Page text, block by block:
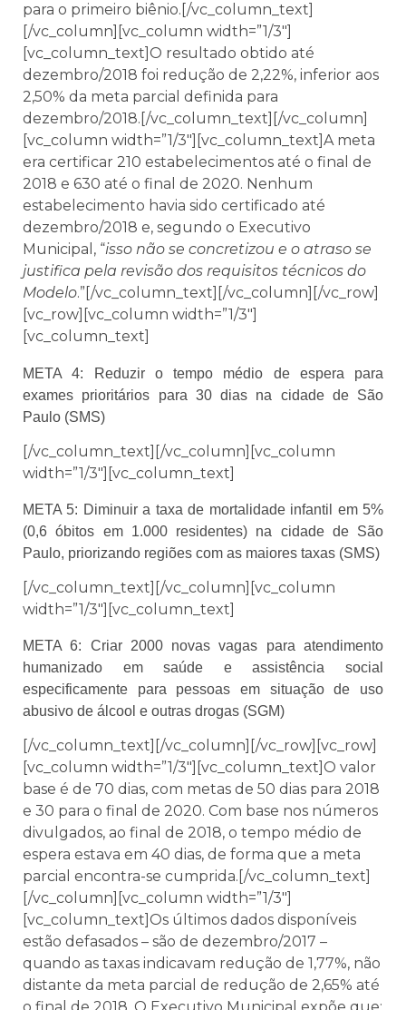
para o primeiro biênio.[/vc_column_text]
[/vc_column][vc_column width=”1/3″]
[vc_column_text]O resultado obtido até
dezembro/2018 foi redução de 2,22%, inferior aos
2,50% da meta parcial definida para
dezembro/2018.[/vc_column_text][/vc_column]
[vc_column width=”1/3″][vc_column_text]A meta
era certificar 210 estabelecimentos até o final de
2018 e 630 até o final de 2020. Nenhum
estabelecimento havia sido certificado até
dezembro/2018 e, segundo o Executivo
Municipal, “isso não se concretizou e o atraso se
justifica pela revisão dos requisitos técnicos do
Modelo.”[/vc_column_text][/vc_column][/vc_row]
[vc_row][vc_column width=”1/3″]
[vc_column_text]
META 4:
Reduzir o tempo médio de espera para
exames prioritários para 30 dias na cidade de São
Paulo (SMS)
[/vc_column_text][/vc_column][vc_column
width=”1/3″][vc_column_text]
META 5: Diminuir a taxa de mortalidade infantil em 5%
(0,6 óbitos em 1.000 residentes) na cidade de São
Paulo, priorizando regiões com as maiores taxas (SMS)
[/vc_column_text][/vc_column][vc_column
width=”1/3″][vc_column_text]
META 6: Criar 2000 novas vagas para atendimento
humanizado em saúde e assistência social
especificamente para pessoas em situação de uso
abusivo de álcool e outras drogas (SGM)
[/vc_column_text][/vc_column][/vc_row][vc_row]
[vc_column width=”1/3″][vc_column_text]O valor
base é de 70 dias, com metas de 50 dias para 2018
e 30 para o final de 2020. Com base nos números
divulgados, ao final de 2018, o tempo médio de
espera estava em 40 dias, de forma que a meta
parcial encontra-se cumprida.[/vc_column_text]
[/vc_column][vc_column width=”1/3″]
[vc_column_text]Os últimos dados disponíveis
estão defasados – são de dezembro/2017 –
quando as taxas indicavam redução de 1,77%, não
distante da meta parcial de redução de 2,65% até